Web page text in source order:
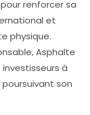
pour renforcer sa
et
physique.
, Asphalte
à
son